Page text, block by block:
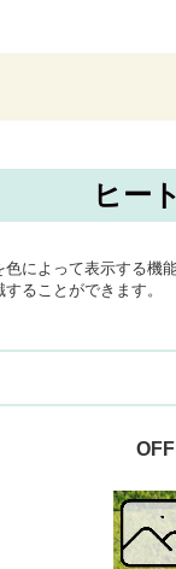
ヒー
によって表示する機能
ることができます。
OFF